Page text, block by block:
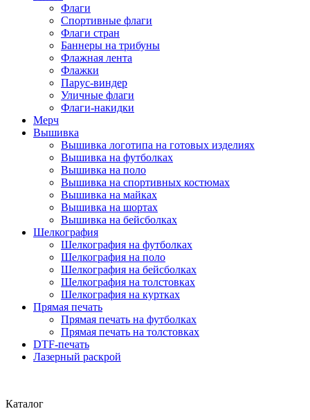
Флаги
Спортивные флаги
Флаги стран
Баннеры на трибуны
Флажная лента
Флажки
Парус-виндер
Уличные флаги
Флаги-накидки
Мерч
Вышивка
Вышивка логотипа на готовых изделиях
Вышивка на футболках
Вышивка на поло
Вышивка на спортивных костюмах
Вышивка на майках
Вышивка на шортах
Вышивка на бейсболках
Шелкография
Шелкография на футболках
Шелкография на поло
Шелкография на бейсболках
Шелкография на толстовках
Шелкография на куртках
Прямая печать
Прямая печать на футболках
Прямая печать на толстовках
DTF-печать
Лазерный раскрой
Каталог